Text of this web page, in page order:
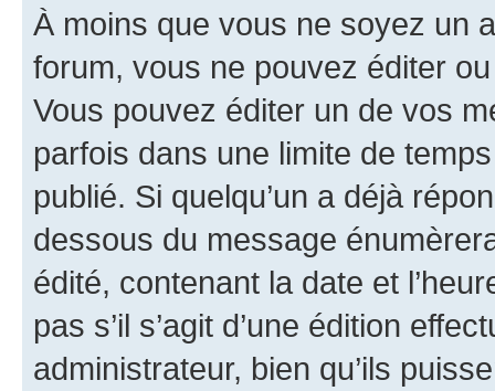
À moins que vous ne soyez un
forum, vous ne pouvez éditer
Vous pouvez éditer un de vos
parfois dans une limite de
publié. Si quelqu’un a déjà
dessous du message
édité, contenant la date et
pas s’il s’agit d’une édition
administrateur, bien qu’ils